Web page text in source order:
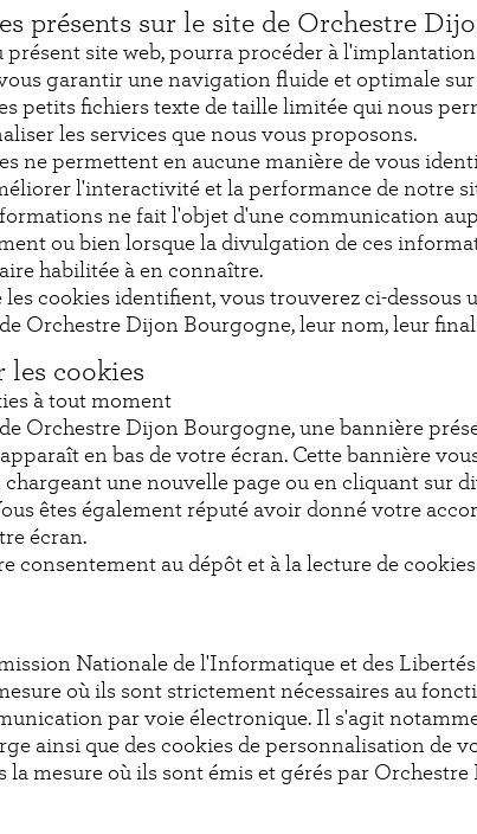
présents sur le site de Orchestre
site web, pourra procéder à
garantir une navigation fluide et optimale
petits fichiers texte de taille limitée qui nous
les services que nous vous proposons.
ne permettent en aucune manière de vous
l'interactivité et la performance de notre
ne fait l'objet d'une communication
ou bien lorsque la divulgation de ces
habilitée à en connaître.
cookies identifient, vous trouverez ci-dessous
Orchestre Dijon Bourgogne, leur nom, leur
les cookies
à tout moment
Orchestre Dijon Bourgogne, une bannière
en bas de votre écran. Cette bannière
une nouvelle page ou en cliquant sur
êtes également réputé avoir donné votre
écran.
consentement au dépôt et à la lecture de
Nationale de l'Informatique et des
où ils sont strictement nécessaires au
par voie électronique. Il s'agit
ainsi que des cookies de personnalisation de
mesure où ils sont émis et gérés par